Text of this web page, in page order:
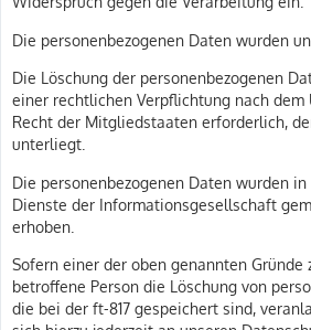
Die personenbezogenen Daten wurden
Die Löschung der personenbezogenen
einer rechtlichen Verpflichtung nach dem
Recht der Mitgliedstaaten erforderlich,
unterliegt.
Die personenbezogenen Daten wurden
Dienste der Informationsgesellschaft
erhoben.
Sofern einer der oben genannten Gründe
betroffene Person die Löschung von
die bei der ft-817 gespeichert sind,